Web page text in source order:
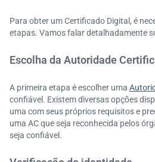
Para obter um Certificado Digital, é
etapas. Vamos falar detalhadamente
Escolha da Autoridade
A primeira etapa é escolher uma
confiável. Existem diversas opções
uma com seus próprios requisitos e
uma AC que seja reconhecida pelos
seja confiável.